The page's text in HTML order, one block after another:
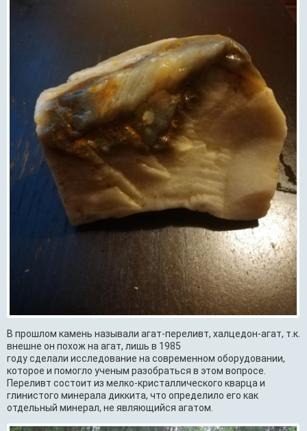
В прошлом камень называли агат-переливт, халцедон-агат, т.к.
внешне он похож на агат, лишь в 1985
году сделали исследование на современном оборудовании,
которое и помогло ученым разобраться в этом вопросе.
Переливт состоит из мелко-кристаллического кварца и
глинистого минерала диккита, что определило его как
отдельный минерал, не являющийся агатом.